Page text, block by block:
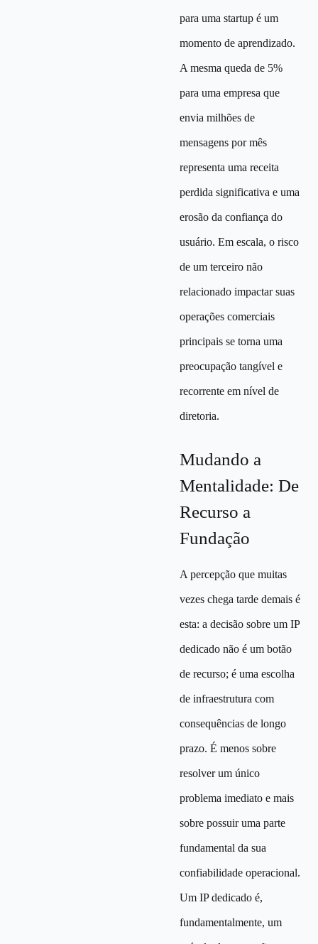
para uma startup é um
momento de aprendizado.
A mesma queda de 5%
para uma empresa que
envia milhões de
mensagens por mês
representa uma receita
perdida significativa e uma
erosão da confiança do
usuário. Em escala, o risco
de um terceiro não
relacionado impactar suas
operações comerciais
principais se torna uma
preocupação tangível e
recorrente em nível de
diretoria.
Mudando a
Mentalidade: De
Recurso a
Fundação
A percepção que muitas
vezes chega tarde demais é
esta: a decisão sobre um IP
dedicado não é um botão
de recurso; é uma escolha
de infraestrutura com
consequências de longo
prazo. É menos sobre
resolver um único
problema imediato e mais
sobre possuir uma parte
fundamental da sua
confiabilidade operacional.
Um IP dedicado é,
fundamentalmente, um